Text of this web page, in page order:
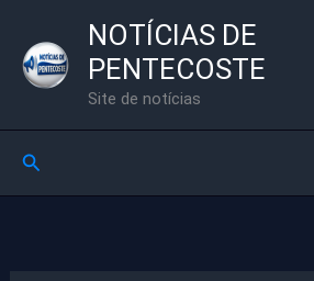
para
NOTÍCIAS DE
PENTECOSTE
Site de notícias
Pesquisar